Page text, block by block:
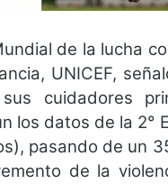
de la lucha
UNICEF,
cuidadores
los datos de la 2°
pasando de un
de la